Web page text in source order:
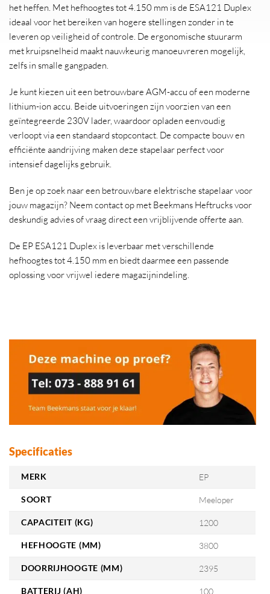
het heffen. Met hefhoogtes tot 4.150 mm is de ESA121 Duplex
ideaal voor het bereiken van hogere stellingen zonder in te
leveren op veiligheid of controle. De ergonomische stuurarm
met kruipsnelheid maakt nauwkeurig manoeuvreren mogelijk,
zelfs in smalle gangpaden.
Je kunt kiezen uit een betrouwbare AGM-accu of een moderne
lithium-ion accu. Beide uitvoeringen zijn voorzien van een
geïntegreerde 230V lader, waardoor opladen eenvoudig
verloopt via een standaard stopcontact. De compacte bouw en
efficiënte aandrijving maken deze stapelaar perfect voor
intensief dagelijks gebruik.
Ben je op zoek naar een betrouwbare elektrische stapelaar voor
jouw magazijn? Neem contact op met Beekmans Heftrucks voor
deskundig advies of vraag direct een vrijblijvende offerte aan.
De EP ESA121 Duplex is leverbaar met verschillende
hefhoogtes tot 4.150 mm en biedt daarmee een passende
oplossing voor vrijwel iedere magazijnindeling.
Specificaties
MERK EP
SOORT Meeloper
CAPACITEIT (KG) 1200
HEFHOOGTE (MM) 3800
DOORRIJHOOGTE (MM) 2395
BATTERIJ (AH) 100